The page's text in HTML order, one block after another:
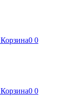
Корзина0 0
Корзина0 0